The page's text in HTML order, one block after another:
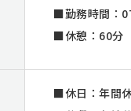
■勤務時間：
■休憩：60分
■休日：年間